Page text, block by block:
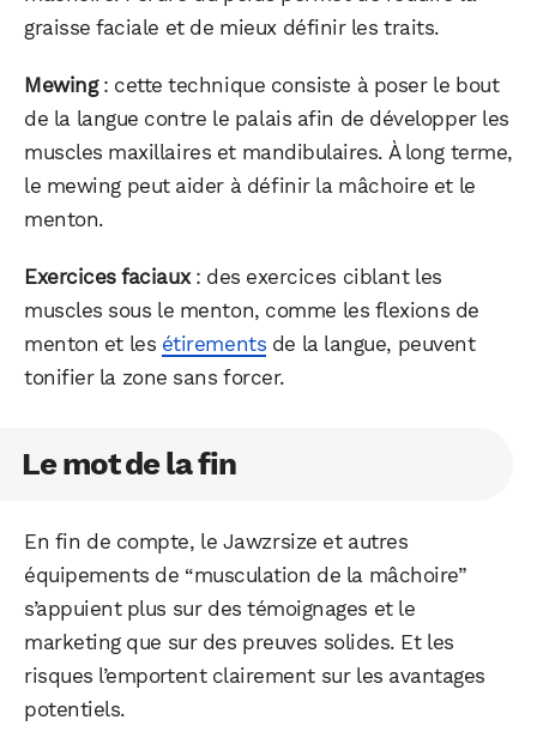
graisse faciale et de mieux définir les traits.
Mewing: cette technique consiste à poser le bout
de la langue contre le palais afin de développer les
muscles maxillaires et mandibulaires. À long terme,
le mewing peut aider à définir la mâchoire et le
menton.
Exercices faciaux: des exercices ciblant les
muscles sous le menton, comme les flexions de
menton et les étirements de la langue, peuvent
tonifier la zone sans forcer.
Le mot de la fin
En fin de compte, le Jawzrsize et autres
équipements de “musculation de la mâchoire”
s’appuient plus sur des témoignages et le
marketing que sur des preuves solides. Et les
risques l’emportent clairement sur les avantages
potentiels.